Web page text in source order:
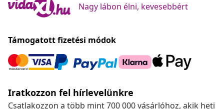
Nagy lábon élni, kevesebbért
Támogatott fizetési módok
Iratkozzon fel hírlevelünkre
Csatlakozzon a több mint 700 000 vásárlóhoz, akik heti